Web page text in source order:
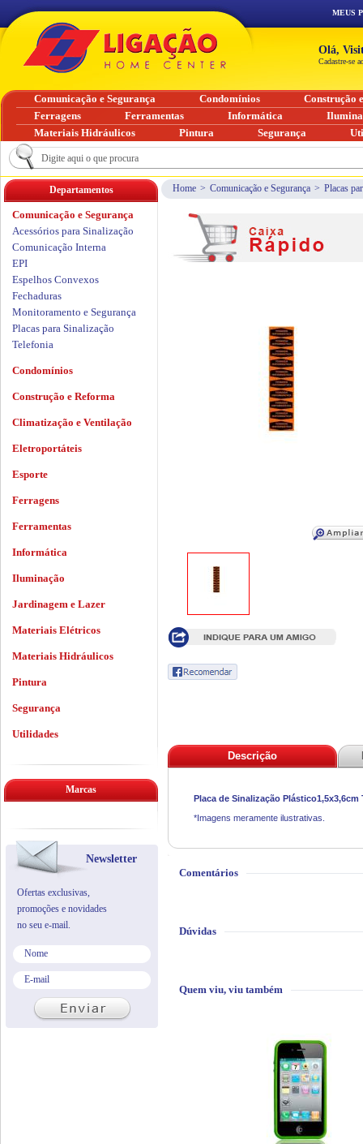
Home > Comunicação e Segurança > Placas
Descrição
Placa de Sinalização
*Imagens meramente ilustrativas.
Comentários
Dúvidas
Quem viu, viu também
Departamentos
Comunicação e Segurança
Acessórios para Sinalização
Comunicação Interna
EPI
Espelhos Convexos
Fechaduras
Monitoramento e Segurança
Placas para Sinalização
Telefonia
Condomínios
Construção e Reforma
Climatização e Ventilação
Eletroportáteis
Esporte
Ferragens
Ferramentas
Informática
Iluminação
Jardinagem e Lazer
Materiais Elétricos
Materiais Hidráulicos
Pintura
Segurança
Utilidades
Marcas
Newsletter
Ofertas exclusivas,
promoções e novidades
no seu e-mail.
MEUS
Olá,
Cadastre-se
Comunicação e Segurança Condomínios
Construção
Ferragens
Ferramentas Informática
Materiais Hidráulicos
Pintura Segurança